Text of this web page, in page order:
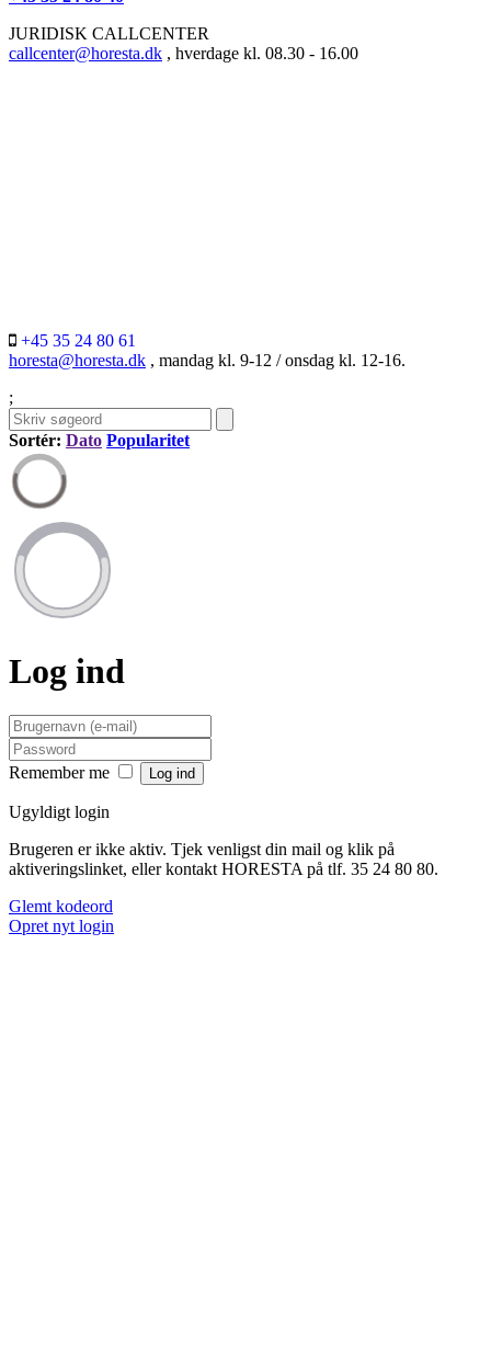
JURIDISK CALLCENTER
callcenter@horesta.dk , hverdage kl. 08.30 - 16.00
+45 35 24 80 61
horesta@horesta.dk , mandag kl. 9-12 / onsdag kl. 12-16.
;
Sortér: Dato Popularitet
Log ind
Remember me
Ugyldigt login
Brugeren er ikke aktiv. Tjek venligst din mail og klik på
aktiveringslinket, eller kontakt HORESTA på tlf. 35 24 80 80.
Glemt kodeord
Opret nyt login